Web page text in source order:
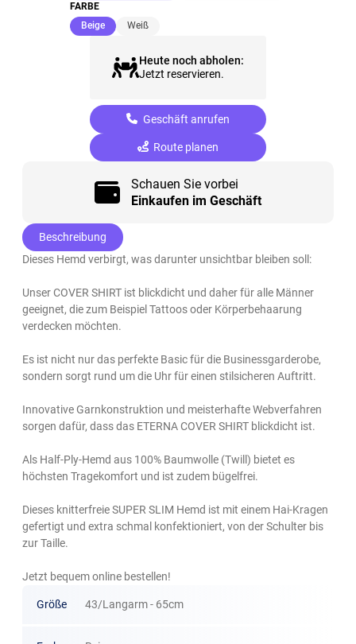
FARBE
Beige(ausgewählt)
Weiß
Heute noch abholen:
Jetzt reservieren.
Geschäft anrufen
Route planen
Schauen Sie vorbei
Einkaufen im Geschäft
Beschreibung
Dieses Hemd verbirgt, was darunter unsichtbar bleiben soll:
Unser COVER SHIRT ist blickdicht und daher für alle Männer
geeignet, die zum Beispiel Tattoos oder Körperbehaarung
verdecken möchten.
Es ist nicht nur das perfekte Basic für die Businessgarderobe,
sondern sorgt rund um die Uhr für einen stilsicheren Auftritt.
Innovative Garnkonstruktion und meisterhafte Webverfahren
sorgen dafür, dass das ETERNA COVER SHIRT blickdicht ist.
Als Half-Ply-Hemd aus 100% Baumwolle (Twill) bietet es
höchsten Tragekomfort und ist zudem bügelfrei.
Dieses knitterfreie SUPER SLIM Hemd ist mit einem Hai-Kragen
gefertigt und extra schmal konfektioniert, von der Schulter bis
zur Taille.
Jetzt bequem online bestellen!
Größe 43/Langarm - 65cm